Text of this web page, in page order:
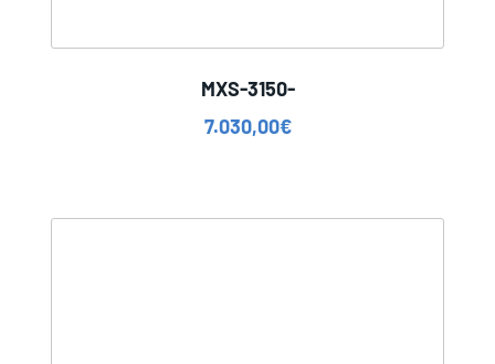
MXS-3150-
7.030,00€